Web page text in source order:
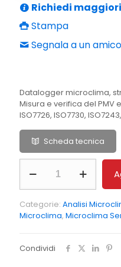
Richiedi
Stampa
Segnala a un amico
Datalogger microclima,
Misura e verifica del PMV
ISO7726, ISO7730,
Scheda tecnica
Datalogger
la
Misura
Microclima
quantità
Categorie: Analisi
Microclima, Microclima
Condividi